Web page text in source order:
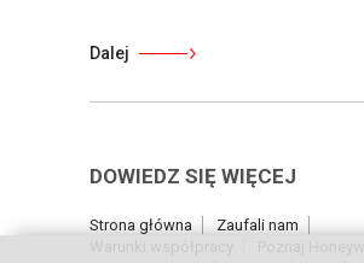
Dalej
DOWIEDZ SIĘ WIĘCEJ
Strona główna
Zaufali nam